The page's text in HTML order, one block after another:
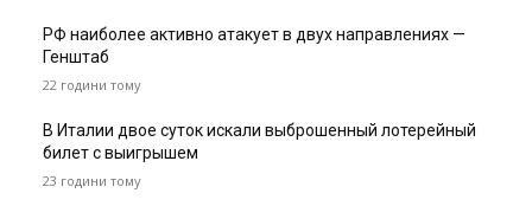
РФ наиболее активно атакует в двух направлениях —
Генштаб
22 години тому
В Италии двое суток искали выброшенный лотерейный
билет с выигрышем
23 години тому